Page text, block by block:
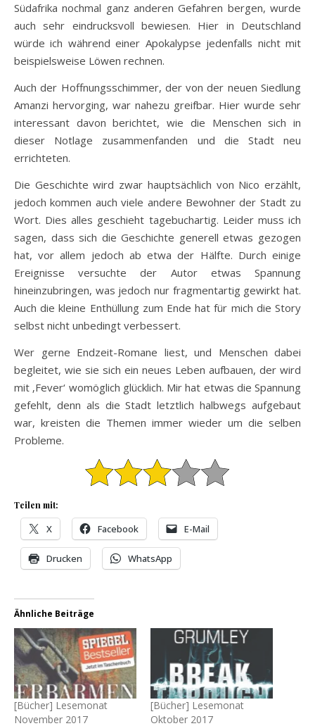
Südafrika nochmal ganz anderen Gefahren bergen, wurde
auch sehr eindrucksvoll bewiesen. Hier in Deutschland
würde ich während einer Apokalypse jedenfalls nicht mit
beispielsweise Löwen rechnen.
Auch der Hoffnungsschimmer, der von der neuen Siedlung
Amanzi hervorging, war nahezu greifbar. Hier wurde sehr
interessant davon berichtet, wie die Menschen sich in
dieser Notlage zusammenfanden und die Stadt neu
errichteten.
Die Geschichte wird zwar hauptsächlich von Nico erzählt,
jedoch kommen auch viele andere Bewohner der Stadt zu
Wort. Dies alles geschieht tagebuchartig. Leider muss ich
sagen, dass sich die Geschichte generell etwas gezogen
hat, vor allem jedoch ab etwa der Hälfte. Durch einige
Ereignisse versuchte der Autor etwas Spannung
hineinzubringen, was jedoch nur fragmentartig gewirkt hat.
Auch die kleine Enthüllung zum Ende hat für mich die Story
selbst nicht unbedingt verbessert.
Wer gerne Endzeit-Romane liest, und Menschen dabei
begleitet, wie sie sich ein neues Leben aufbauen, der wird
mit ‚Fever‘ womöglich glücklich. Mir hat etwas die Spannung
gefehlt, denn als die Stadt letztlich halbwegs aufgebaut
war, kreisten die Themen immer wieder um die selben
Probleme.
Teilen mit:
X Facebook E-Mail
Drucken WhatsApp
Ähnliche Beiträge
[Bücher] Lesemonat
November 2017
[Bücher] Lesemonat
Oktober 2017